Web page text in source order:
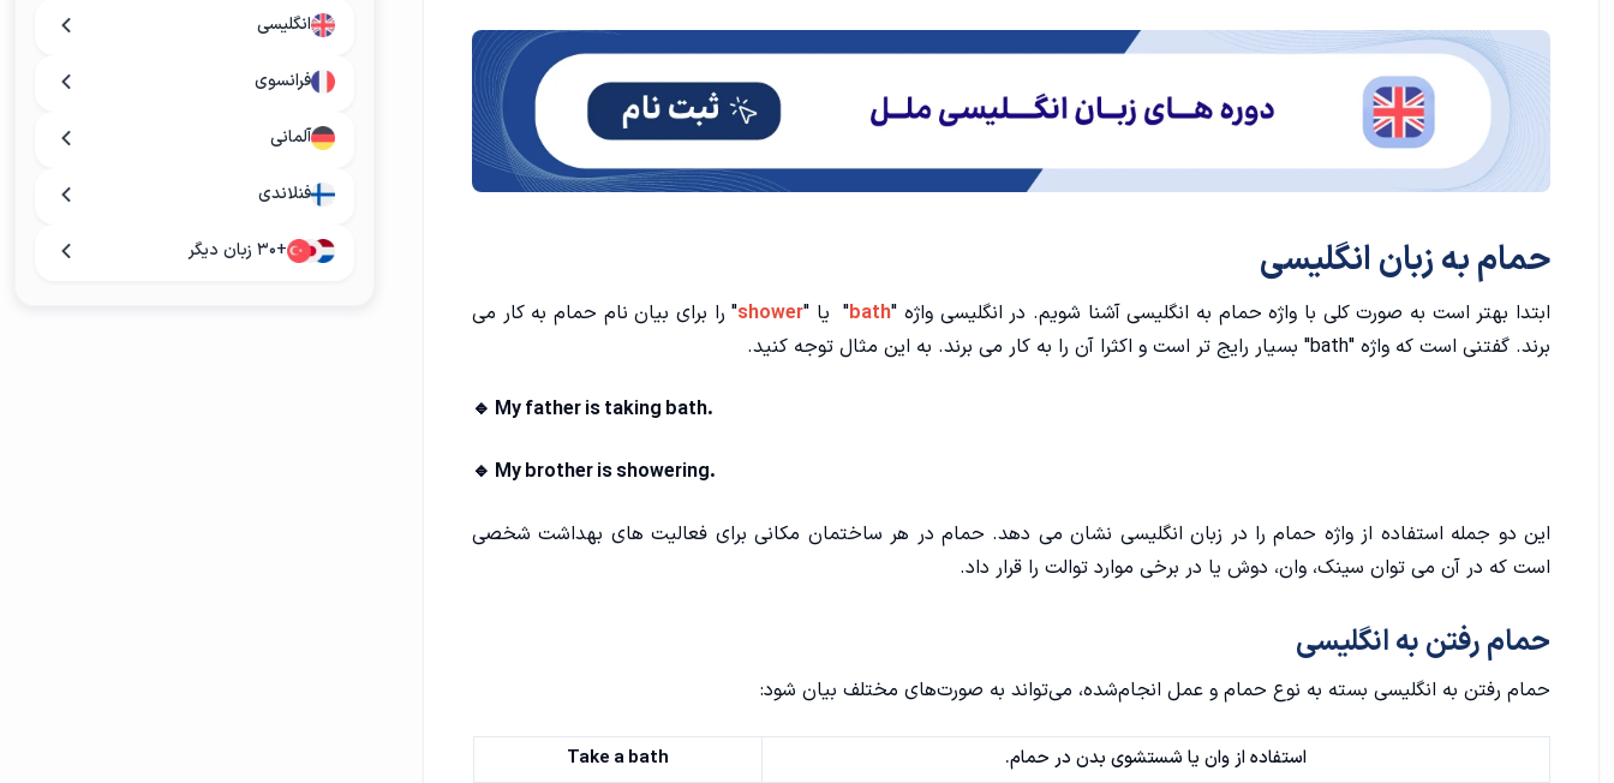
تلفظ حمام به انگلیسی
وسایل حمام به انگلیسی
مکان های مختلف حمام در انگلیسی
برخی اصطلاحات و جمله ها درباره حمام به انگلیسی
لوازم مورد استفاده در حمام را بشناسیم‌.
مثال های بیشتر درباره استفاده از وسایل حمام به انگلیسی
حمام به زبان انگلیسی
ابتدا بهتر است به صورت کلی با واژه حمام به انگلیسی آشنا شویم. در انگلیسی واژه "bath" یا "shower" را برای بیان نام حمام به کار می
برند. گفتنی است که واژه "bath" بسیار رایج تر است و اکثرا آن‌ را به کار می برند. به این مثال توجه کنید.
🔹 My father is taking bath.
🔹 My brother is showering.
این دو جمله استفاده از واژه حمام را در زبان انگلیسی نشان‌ می دهد. حمام در هر ساختمان مکانی برای فعالیت های بهداشت شخصی
است که در آن می توان سینک، وان، دوش یا در برخی موارد توالت را قرار داد.
حمام رفتن به انگلیسی
حمام رفتن به انگلیسی بسته به نوع حمام و عمل انجام‌شده، می‌تواند به صورت‌های مختلف بیان شود:
استفاده از وان یا شستشوی بدن در حمام.
Take a bath
انگلیسی
فرانسوی
آلمانی
فنلاندی
+۳۰ زبان دیگر